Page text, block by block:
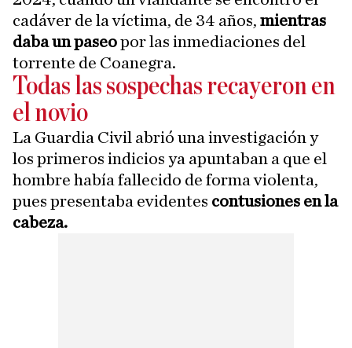
cadáver de la víctima, de 34 años, mientras
daba un paseopor las inmediaciones del
torrente de Coanegra.
Todas las sospechas recayeron en
el novio
La Guardia Civil abrió una investigación y
los primeros indicios ya apuntaban a que el
hombre había fallecido de forma violenta,
pues presentaba evidentes contusiones en la
cabeza.